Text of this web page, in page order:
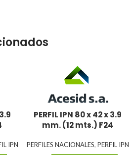
IPN
PERFIL IPN 80 x 42 x 3.9
mm. (12 mts.) F24
PERFILES NACIONALES, PERFIL IPN